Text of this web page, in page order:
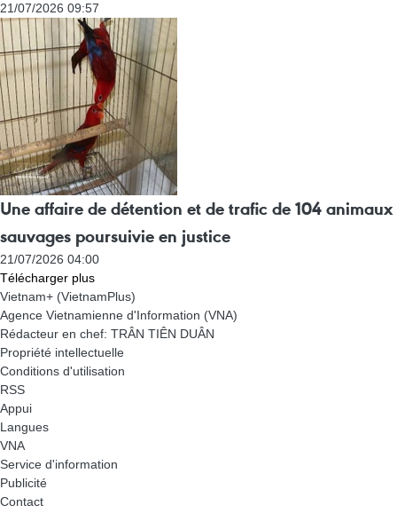
21/07/2026 09:57
Une affaire de détention et de trafic de 104 animaux
sauvages poursuivie en justice
21/07/2026 04:00
Télécharger plus
Vietnam+ (VietnamPlus)
Agence Vietnamienne d'Information (VNA)
Rédacteur en chef: TRÂN TIÊN DUÂN
Propriété intellectuelle
Conditions d'utilisation
RSS
Appui
Langues
VNA
Service d'information
Publicité
Contact